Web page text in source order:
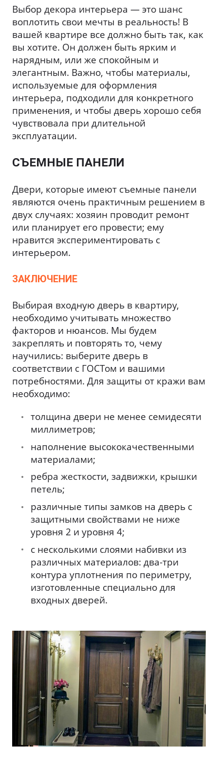
Выбор декора интерьера — это шанс
воплотить свои мечты в реальность! В
вашей квартире все должно быть так, как
вы хотите. Он должен быть ярким и
нарядным, или же спокойным и
элегантным. Важно, чтобы материалы,
используемые для оформления
интерьера, подходили для конкретного
применения, и чтобы дверь хорошо себя
чувствовала при длительной
эксплуатации.
СЪЕМНЫЕ ПАНЕЛИ
Двери, которые имеют съемные панели
являются очень практичным решением в
двух случаях: хозяин проводит ремонт
или планирует его провести; ему
нравится экспериментировать с
интерьером.
ЗАКЛЮЧЕНИЕ
Выбирая входную дверь в квартиру,
необходимо учитывать множество
факторов и нюансов. Мы будем
закреплять и повторять то, чему
научились: выберите дверь в
соответствии с ГОСТом и вашими
потребностями. Для защиты от кражи вам
необходимо:
толщина двери не менее семидесяти
миллиметров;
наполнение высококачественными
материалами;
ребра жесткости, задвижки, крышки
петель;
различные типы замков на дверь с
защитными свойствами не ниже
уровня 2 и уровня 4;
с несколькими слоями набивки из
различных материалов: два-три
контура уплотнения по периметру,
изготовленные специально для
входных дверей.